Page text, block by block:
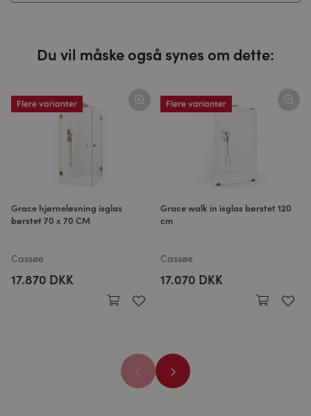
Du vil måske også synes om dette:
Flere varianter
Grace hjørneløsning isglas
børstet 70 x 70 CM
Cassøe
17.870 DKK
Flere varianter
Grace walk in isglas børstet 120
cm
Cassøe
17.070 DKK